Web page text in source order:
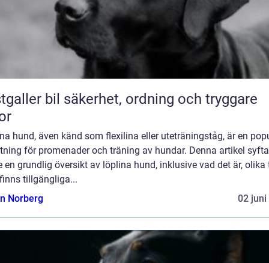
ordning och tryggare
hund, även känd som flexilina eller uteträningståg, är en
för promenader och träning av hundar. Denna artikel
en grundlig översikt av löplina hund, inklusive vad det är, olika
tillgängliga...
Norberg
02 juni